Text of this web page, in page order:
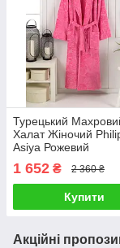
Турецький
Халат Жіночий
Asiya Рожевий
1 652 ₴ 2 360 ₴
Купити
Акційні